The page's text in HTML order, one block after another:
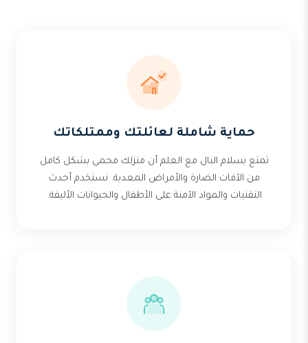
حماية شاملة لعائلتك وممتلكاتك
تمتع بسلام البال مع العلم أن منزلك محمي بشكل كامل
من الآفات الضارة والأمراض المعدية. نستخدم أحدث
التقنيات والمواد الآمنة على الأطفال والحيوانات الأليفة.